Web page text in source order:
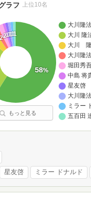
大川隆
大川 隆
大川
大川隆
堀田秀
中島 将
星友啓
大川隆
ミラー
五百田
58%
2211111
ラフ 上位10名
もっと見る
星友啓 ミラー ドナルド